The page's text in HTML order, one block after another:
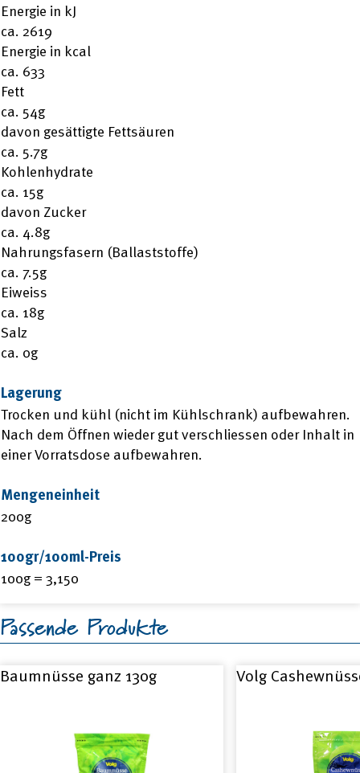
Energie in kJ
ca. 2619
Energie in kcal
ca. 633
Fett
ca. 54g
davon gesättigte Fettsäuren
ca. 5.7g
Kohlenhydrate
ca. 15g
davon Zucker
ca. 4.8g
Nahrungsfasern (Ballaststoffe)
ca. 7.5g
Eiweiss
ca. 18g
Salz
ca. 0g
Lagerung
Trocken und kühl (nicht im Kühlschrank) aufbewahren.
Nach dem Öffnen wieder gut verschliessen oder Inhalt in
einer Vorratsdose aufbewahren.
Mengeneinheit
200g
100gr/100ml-Preis
100g = 3,150
Passende Produkte
Baumnüsse ganz 130g Volg